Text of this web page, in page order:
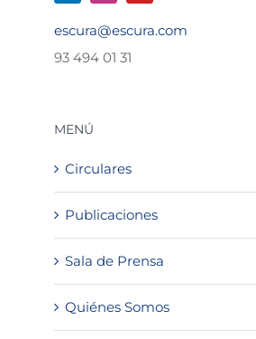
escura@escura.com
93 494 01 31
MENÚ
Circulares
Publicaciones
Sala de Prensa
Quiénes Somos